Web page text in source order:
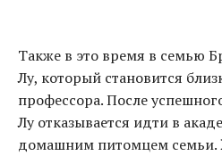
Также в это время в семью
Лу, который становится
профессора. После
Лу отказывается идти в
домашним питомцем семьи.